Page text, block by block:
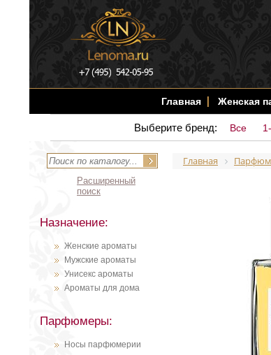
Главная Женская
Выберите бренд: Все
Расширенный
поиск
Назначение:
Женские ароматы
Мужские ароматы
Унисекс ароматы
Ароматы для дома
Парфюмеры:
Носы парфюмерии
Главная